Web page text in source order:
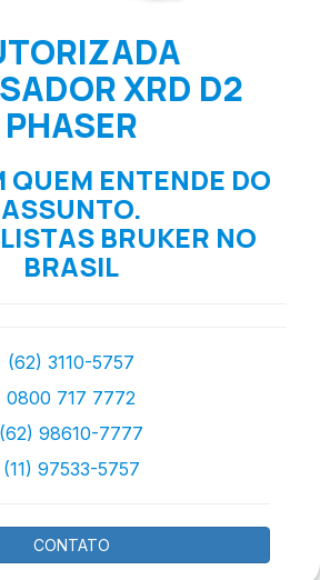
XRD D2
PHASER
QUEM ENTENDE DO
ASSUNTO.
BRUKER NO
BRASIL
(62) 3110-5757
0800 717 7772
(62) 98610-7777
(11) 97533-5757
CONTATO